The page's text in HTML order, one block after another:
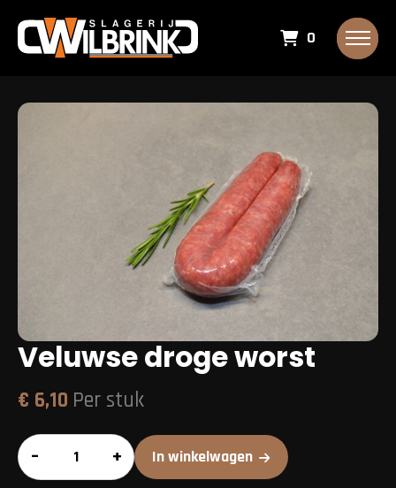
0
Veluwse droge worst
€ 6,10 Per stuk
Veluwse
droge
– + In winkelwagen